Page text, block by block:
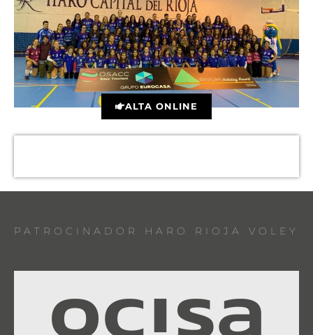
ALTA ONLINE
PATROCINADOR HARO RIOJA VOLEY